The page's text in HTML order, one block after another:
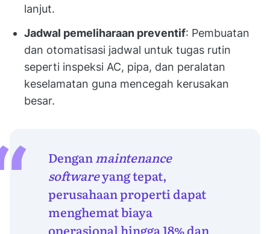
lanjut.
Jadwal pemeliharaan preventif: Pembuatan
dan otomatisasi jadwal untuk tugas rutin
seperti inspeksi AC, pipa, dan peralatan
keselamatan guna mencegah kerusakan
besar.
Dengan maintenance
softwareyang tepat,
perusahaan properti dapat
menghemat biaya
operasional hingga 18% dan